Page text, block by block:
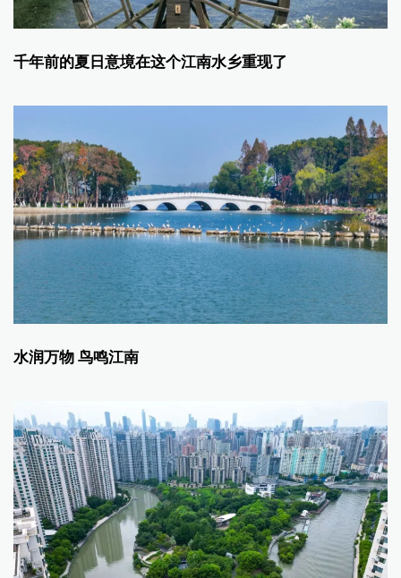
千年前的夏日意境在这个江南水乡重现了
水润万物 鸟鸣江南